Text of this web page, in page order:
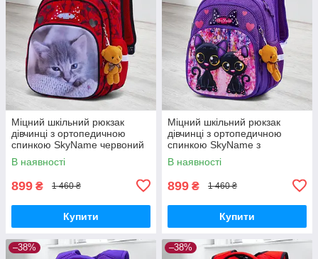
Міцний шкільний рюкзак
дівчинці з ортопедичною
спинкою SkyName червоний
"Котик"/ Водонепроникний
портфель для школи 1-4 клас
В наявності
899 ₴ 1 460 ₴
Купити
Міцний шкільний рюкзак
дівчинці з ортопедичною
спинкою SkyName з
котиками/ Водонепроникний
портфель для школи 1-4 клас
В наявності
899 ₴ 1 460 ₴
Купити
–38% –38%